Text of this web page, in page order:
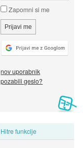
Zapomni si me
nov uporabnik
pozabili geslo?
Hitre funkcije